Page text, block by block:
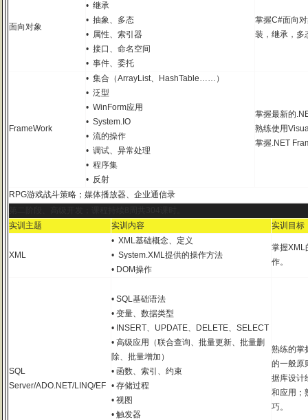
面向对象
• 继承
• 抽象、多态
• 属性、索引器
• 接口、命名空间
• 事件、委托
掌握C#面向
装，继承，多
FrameWork
• 集合（ArrayList、HashTable……）
• 泛型
• WinForm应用
• System.IO
• 流的操作
• 调试、异常处理
• 程序集
• 反射
掌握最新的
熟练使用
掌握.NET
RPG游戏战斗策略；媒体播放器、企业通信录
实训主题
实训内容 实训目标
XML
• XML基础概念、定义
• System.XML提供的操作方法
• DOM操作
掌握XML
作。
SQL
Server/ADO.NET/LINQ/EF
• SQL基础语法
• 变量、数据类型
• INSERT、UPDATE、DELETE、SELECT
• 高级应用（联合查询、批量更新、批量删
除、批量增加）
• 函数、索引、约束
• 存储过程
• 视图
• 触发器
熟练的掌
的一般原
据库设计
和应用；
巧。